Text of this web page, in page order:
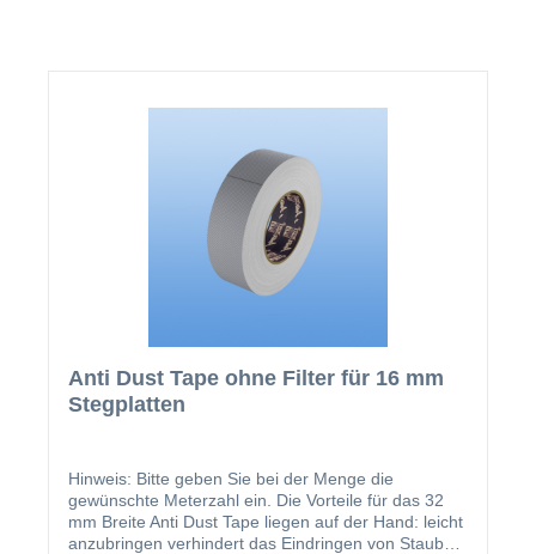
Anti Dust Tape ohne Filter für 16 mm
Stegplatten
Hinweis: Bitte geben Sie bei der Menge die
gewünschte Meterzahl ein. Die Vorteile für das 32
mm Breite Anti Dust Tape liegen auf der Hand: leicht
anzubringen verhindert das Eindringen von Staub